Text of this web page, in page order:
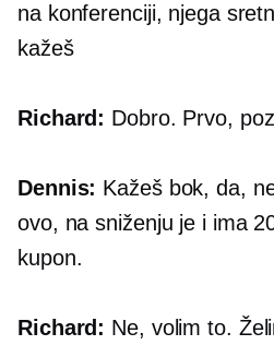
na konferenciji, njega
kažeš
Richard: Dobro. Prvo,
Dennis: Kažeš bok, da,
ovo, na sniženju je i ima
kupon.
Richard: Ne, volim to.